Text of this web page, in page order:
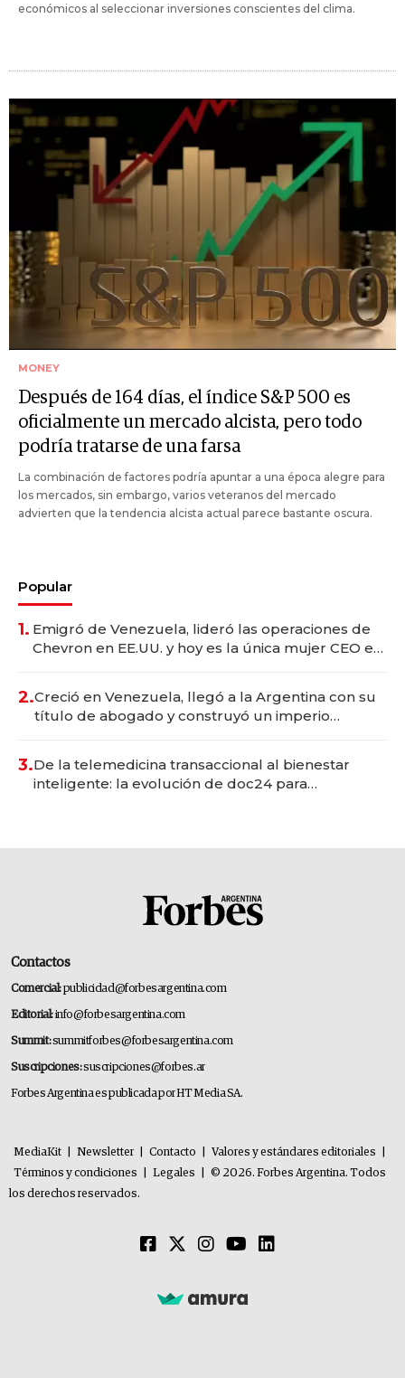
económicos al seleccionar inversiones conscientes del clima.
MONEY
Después de 164 días, el índice S&P 500 es
oficialmente un mercado alcista, pero todo
podría tratarse de una farsa
La combinación de factores podría apuntar a una época alegre para
los mercados, sin embargo, varios veteranos del mercado
advierten que la tendencia alcista actual parece bastante oscura.
Popular
1. Emigró de Venezuela, lideró las operaciones de
Chevron en EE.UU. y hoy es la única mujer CEO en
2.Creció en Venezuela, llegó a la Argentina con su
título de abogado y construyó un imperio
3.De la telemedicina transaccional al bienestar
inteligente: la evolución de doc24 para
Contactos
Comercial:publicidad@forbesargentina.com
Editorial:info@forbesargentina.com
Summit:summitforbes@forbesargentina.com
Suscripciones:suscripciones@forbes.ar
Forbes Argentina es publicada por HT Media SA.
MediaKit Newsletter Contacto Valores y estándares editoriales
Términos y condiciones
Legales
© 2026. Forbes Argentina. Todos
los derechos reservados.